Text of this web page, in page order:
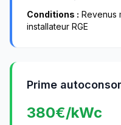
Conditions : Revenus
installateur RGE
Prime
380€/kWc